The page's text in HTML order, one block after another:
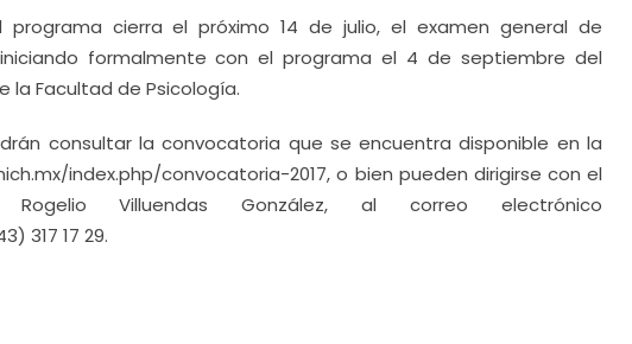
cierra el próximo 14 de julio, el examen general de
formalmente con el programa el 4 de septiembre del
la Facultad de Psicología.
consultar la convocatoria que se encuentra disponible en la
index.php/convocatoria-2017, o bien pueden dirigirse con el
Villuendas González, al correo electrónico
317 17 29.